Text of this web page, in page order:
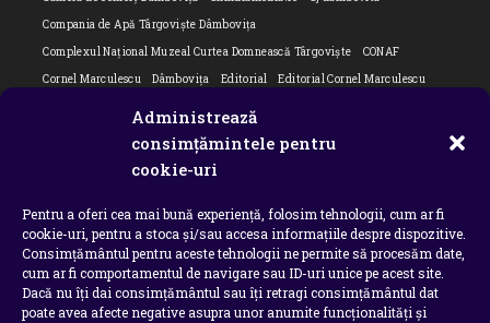
Administrează
consimțămintele pentru
cookie-uri
Pentru a oferi cea mai bună experiență, folosim tehnologii, cum ar fi
cookie-uri, pentru a stoca și/sau accesa informațiile despre dispozitive.
Consimțământul pentru aceste tehnologii ne permite să procesăm date,
cum ar fi comportamentul de navigare sau ID-uri unice pe acest site.
Dacă nu îți dai consimțământul sau îți retragi consimțământul dat
poate avea afecte negative asupra unor anumite funcționalități și
Compania de Apă Târgoviște Dâmbovița
Complexul Național Muzeal Curtea Domnească Târgoviște
CONAF
Cornel Marculescu
Dâmbovița Editorial
Editorial Cornel Marculescu
ipj dambovita
Isu dambovita Basarab I Dambovita
Ministerul Educației
ministerul sanatatii Nu-ți uita istoria
Oana Filip
Prefectura dambovita
Primaria Dragodana
Primaria Lucieni
primaria Răzvad
Primaria Ulmi primăria Târgoviște
PSD Dambovita
psiholog
Serial Situatia Covid 19 Dambovita
Situație Covid-19